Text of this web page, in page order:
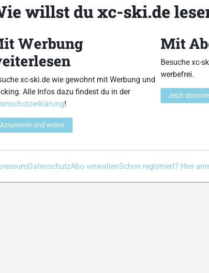
Datenschutz
willst du xc-ski.de
Werbung
xc-ski.de wie gewohnt mit Werbung und
Alle Infos dazu findest du in der
!
und weiter
Mit
Besuche xc-
werbefrei.
Jetzt
DatenschutzAbo verwaltenSchon registriert? Hier